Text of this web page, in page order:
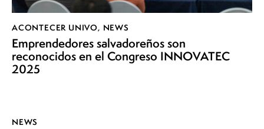
ACONTECER UNIVO, NEWS
Emprendedores salvadoreños son
reconocidos en el Congreso INNOVATEC
2025
NEWS